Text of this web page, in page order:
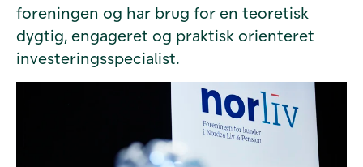
foreningen og har brug for en teoretisk
dygtig, engageret og praktisk orienteret
investeringsspecialist.